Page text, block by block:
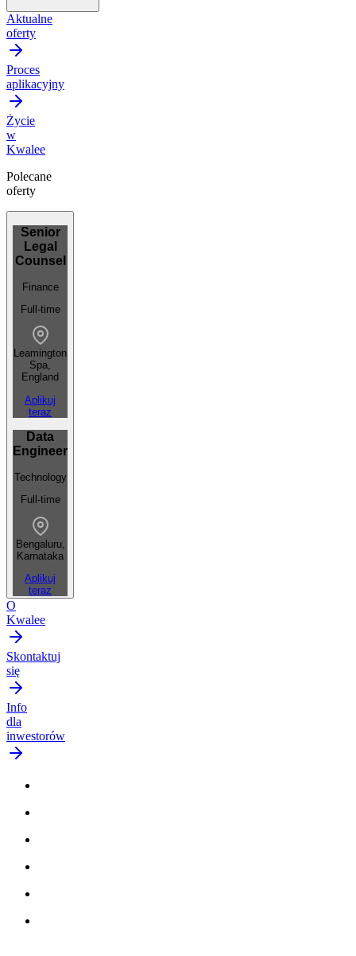
Aktualne
oferty
Proces
aplikacyjny
Życie
w
Kwalee
Polecane
oferty
Senior
Legal
Counsel
Finance
Full-time
Leamington
Spa,
England
Aplikuj
teraz
Data
Engineer
Technology
Full-time
Bengaluru,
Karnataka
Aplikuj
teraz
O
Kwalee
Skontaktuj
się
Info
dla
inwestorów